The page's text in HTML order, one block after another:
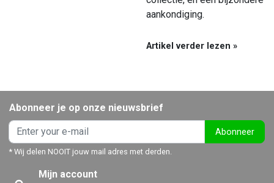
aankondiging.
Artikel verder lezen »
Abonneer je op onze nieuwsbrief
Abonneer
* Wij delen NOOIT jouw mail adres met derden.
Mijn account